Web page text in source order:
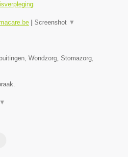
Screenshot ▼
Wondzorg, Stomazorg,
▼